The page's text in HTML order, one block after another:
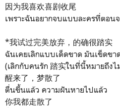
因为我喜欢喜剧收尾
เพราะฉันอยากจบแบบละครที่ตอน
*我试过完美放弃，的确很踏实
ฉันเคยเลิกแบบเด็ดขาด มันเข็ดขา
(เลิกกับคนรัก 踏实ในที่นี้หมายถึงไ
醒来了，梦散了
ตื่นขึ้นแล้ว ความฝันหายไปแล้ว
你我都走散了